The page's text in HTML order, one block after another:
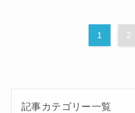
1 2
記事カテゴリー一覧